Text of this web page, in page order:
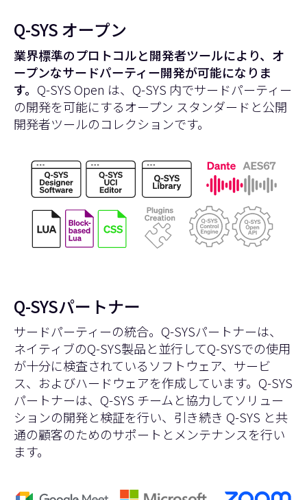
Q-SYS オープン
業界標準のプロトコルと開発者ツールにより、オ
ープンなサードパーティー開発が可能になりま
す。 Q-SYS Open は、Q-SYS 内でサードパーティー
の開発を可能にするオープン スタンダードと公開
開発者ツールのコレクションです。
Q-SYSパートナー
サードパーティーの統合。Q-SYSパートナーは、
ネイティブのQ-SYS製品と並行してQ-SYSでの使用
が十分に検査されているソフトウェア、サービ
ス、およびハードウェアを作成しています。Q-SYS
パートナーは、Q-SYS チームと協力してソリュー
ションの開発と検証を行い、引き続き Q-SYS と共
通の顧客のためのサポートとメンテナンスを行い
ます。